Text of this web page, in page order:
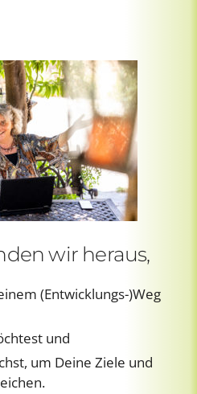
wir heraus,
(Entwicklungs-)Weg
und
um Deine Ziele und